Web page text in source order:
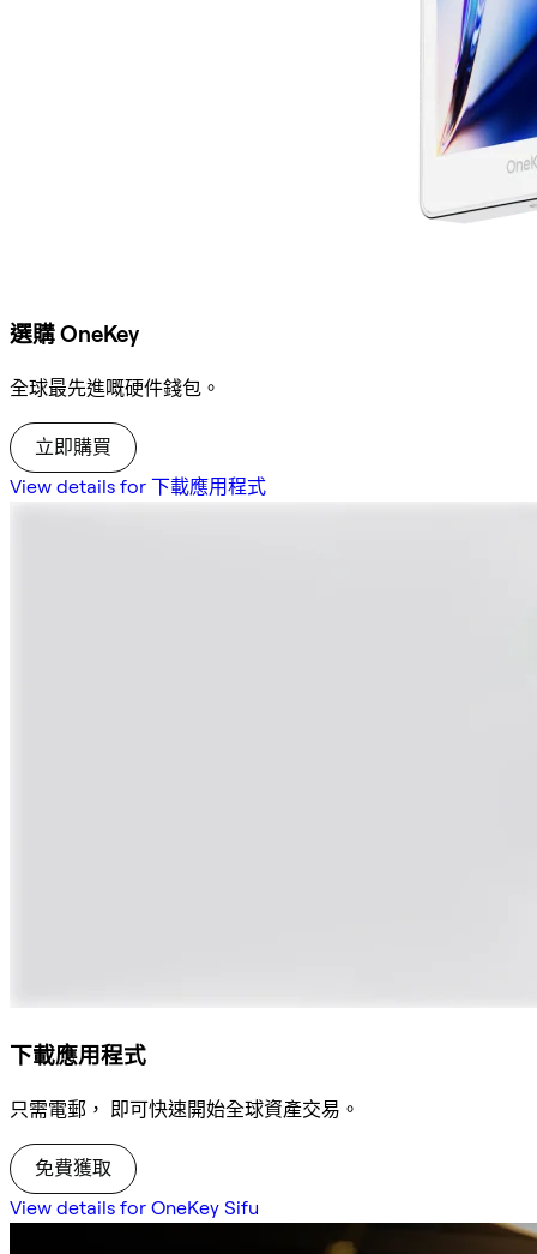
選購 OneKey
全球最先進嘅硬件錢包。
立即購買
View details for 下載應用程式
下載應用程式
只需電郵， 即可快速開始全球資產交易。
免費獲取
View details for OneKey Sifu